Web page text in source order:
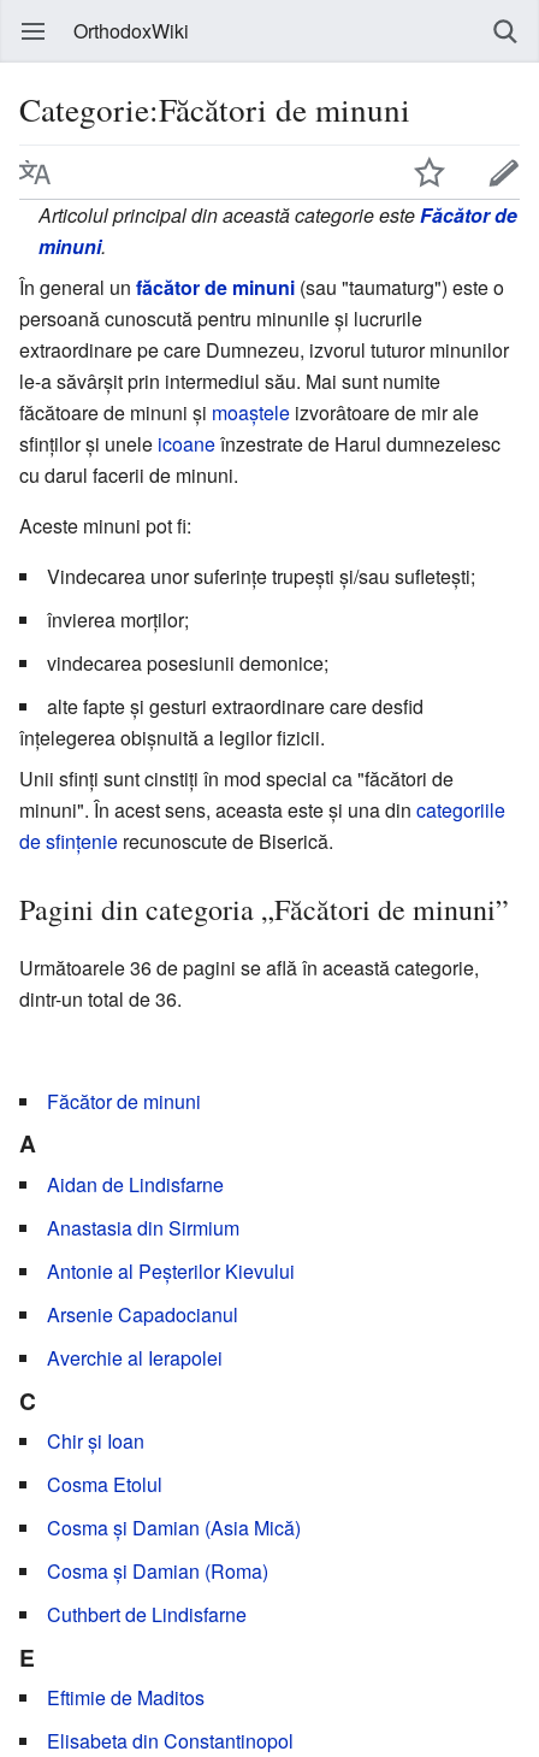
OrthodoxWiki
Categorie:Făcători de minuni
Articolul principal din această categorie esteFăcător de
minuni.
În general un făcător de minuni (sau "taumaturg") este o
persoană cunoscută pentru minunile și lucrurile
extraordinare pe care Dumnezeu, izvorul tuturor minunilor
le-a săvârșit prin intermediul său. Mai sunt numite
făcătoare de minuni și moaștele izvorâtoare de mir ale
sfinților și unele icoaneînzestrate de Harul dumnezeiesc
cu darul facerii de minuni.
Aceste minuni pot fi:
Vindecarea unor suferințe trupești și/sau sufletești;
învierea morților;
vindecarea posesiunii demonice;
alte fapte și gesturi extraordinare care desfid
înțelegerea obișnuită a legilor fizicii.
Unii sfinți sunt cinstiți în mod special ca "făcători de
minuni". În acest sens, aceasta este și una din categoriile
de sfințenie recunoscute de Biserică.
Pagini din categoria „Făcători de minuni”
Următoarele 36 de pagini se află în această categorie,
dintr-un total de 36.
Făcător de minuni
A
Aidan de Lindisfarne
Anastasia din Sirmium
Antonie al Peșterilor Kievului
Arsenie Capadocianul
Averchie al Ierapolei
C
Chir și Ioan
Cosma Etolul
Cosma și Damian (Asia Mică)
Cosma și Damian (Roma)
Cuthbert de Lindisfarne
E
Eftimie de Maditos
Elisabeta din Constantinopol